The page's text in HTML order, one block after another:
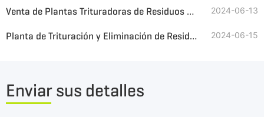
Venta de Plantas Trituradoras de Residuos Guatemala 2024-06-13
Planta de Trituración y Eliminación de Residuos Voluminosos Exportada a Australia 2024-06-15
Enviar sus detalles